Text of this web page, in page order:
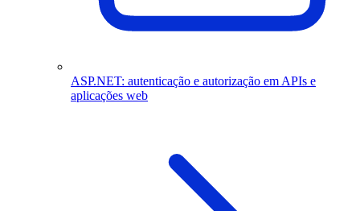
ASP.NET: autenticação e autorização em APIs e
aplicações web